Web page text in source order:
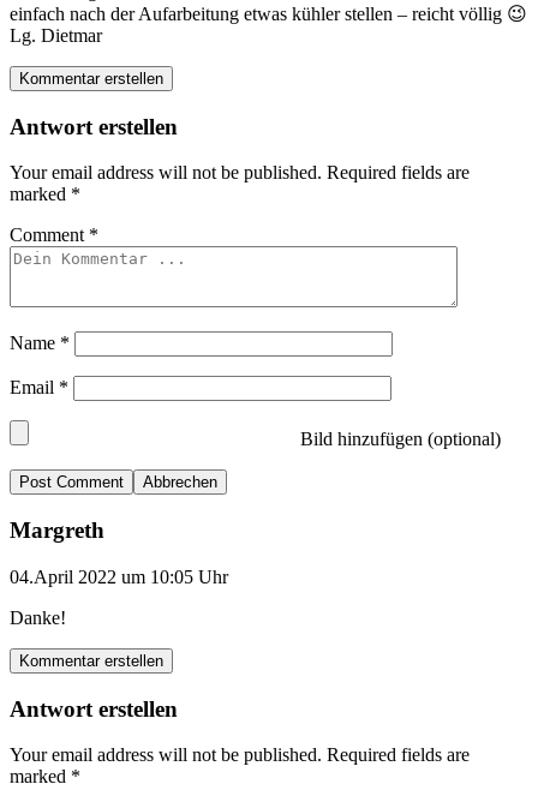
einfach nach der Aufarbeitung etwas kühler stellen – reicht völlig 😉
Lg. Dietmar
Kommentar erstellen
Antwort erstellen
Your email address will not be published. Required fields are
marked *
Comment *
Name *
Email *
Bild hinzufügen (optional)
Abbrechen
Margreth
04.April 2022 um 10:05 Uhr
Danke!
Kommentar erstellen
Antwort erstellen
Your email address will not be published. Required fields are
marked *